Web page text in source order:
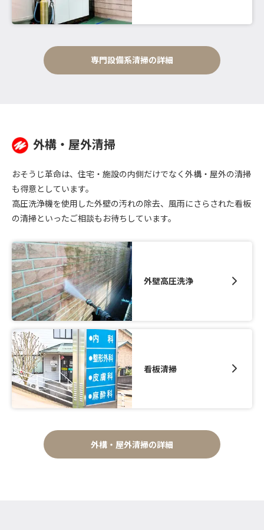
専門設備系清掃の詳細
外構・屋外清掃
おそうじ革命は、住宅・施設の内側だけでなく外構・屋外の清掃
も得意としています。
高圧洗浄機を使用した外壁の汚れの除去、風雨にさらされた看板
の清掃といったご相談もお待ちしています。
外構・屋外清掃の詳細
外壁高圧洗浄
看板清掃